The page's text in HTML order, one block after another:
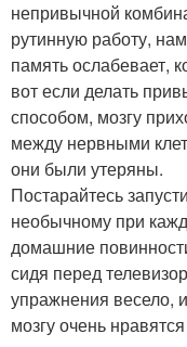
непривычной
рутинную работу,
память ослабевает,
вот если делать
способом, мозгу
между нервными
они были утеряны.
Постарайтесь
необычному при
домашние
сидя перед
упражнения весело,
мозгу очень